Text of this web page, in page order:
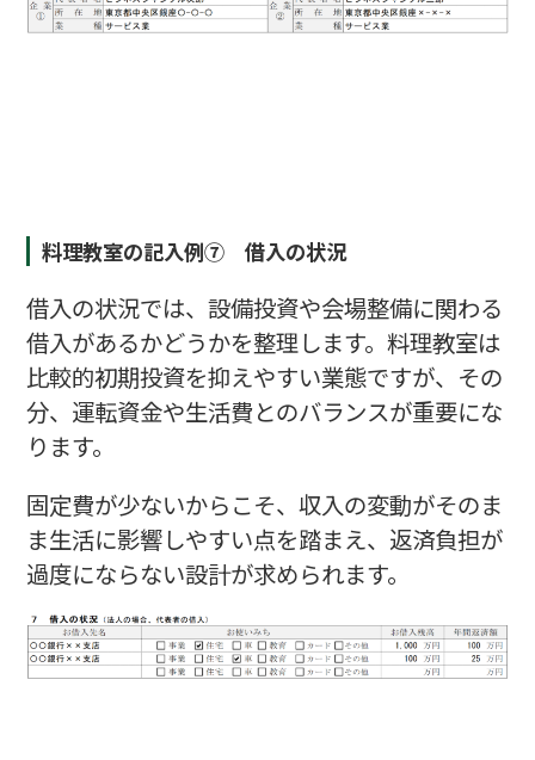
料理教室の記入例⑦ 借入の状況
借入の状況では、設備投資や会場整備に関わる
借入があるかどうかを整理します。料理教室は
比較的初期投資を抑えやすい業態ですが、その
分、運転資金や生活費とのバランスが重要にな
ります。
固定費が少ないからこそ、収入の変動がそのま
ま生活に影響しやすい点を踏まえ、返済負担が
過度にならない設計が求められます。